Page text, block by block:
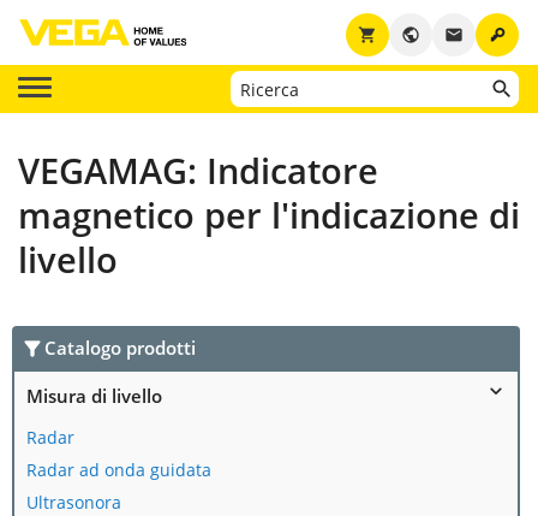
key
email
public
shopping_cart
VEGAMAG: Indicatore
magnetico per l'indicazione di
livello
Catalogo prodotti
Misura di livello
Radar
Radar ad onda guidata
Ultrasonora